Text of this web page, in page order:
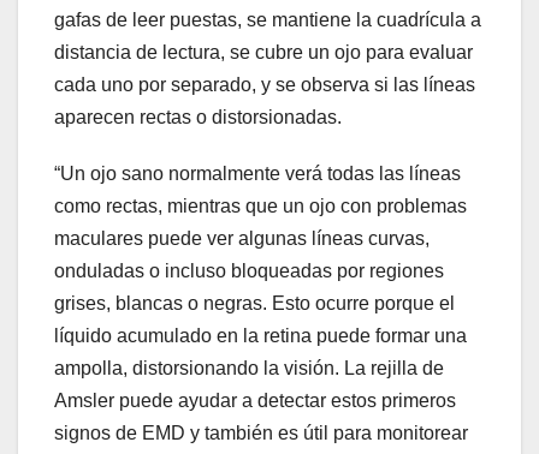
gafas de leer puestas, se mantiene la cuadrícula a
distancia de lectura, se cubre un ojo para evaluar
cada uno por separado, y se observa si las líneas
aparecen rectas o distorsionadas.
“Un ojo sano normalmente verá todas las líneas
como rectas, mientras que un ojo con problemas
maculares puede ver algunas líneas curvas,
onduladas o incluso bloqueadas por regiones
grises, blancas o negras. Esto ocurre porque el
líquido acumulado en la retina puede formar una
ampolla, distorsionando la visión. La rejilla de
Amsler puede ayudar a detectar estos primeros
signos de EMD y también es útil para monitorear